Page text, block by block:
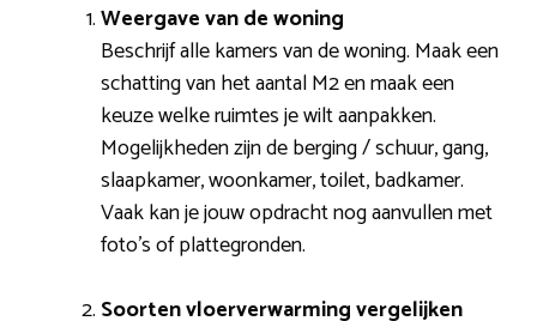
Weergave van de woning
Beschrijf alle kamers van de woning. Maak een
schatting van het aantal M2 en maak een
keuze welke ruimtes je wilt aanpakken.
Mogelijkheden zijn de berging / schuur, gang,
slaapkamer, woonkamer, toilet, badkamer.
Vaak kan je jouw opdracht nog aanvullen met
foto’s of plattegronden.
Soorten vloerverwarming vergelijken